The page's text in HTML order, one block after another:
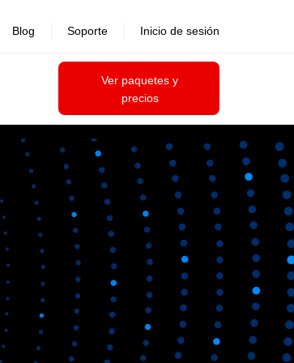
Ver paquetes y
precios
Blog Soporte Inicio de sesión